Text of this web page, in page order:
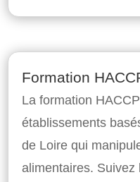
Formation
La formation
établissements
de Loire qui
alimentaires.